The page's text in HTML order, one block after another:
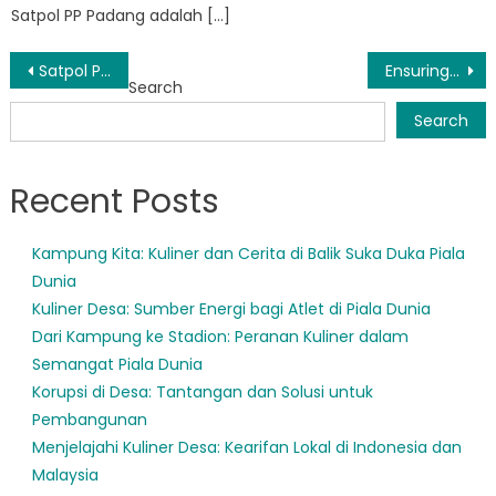
Satpol PP Padang adalah […]
Post
navigation
Satpol PP Padang Ambil Tindakan Atasi Pencemaran Suara Ensuring Public Safety: The Role of Satuan Polisi Pamong Praja Padang
Search
Search
Recent Posts
Kampung Kita: Kuliner dan Cerita di Balik Suka Duka Piala
Dunia
Kuliner Desa: Sumber Energi bagi Atlet di Piala Dunia
Dari Kampung ke Stadion: Peranan Kuliner dalam
Semangat Piala Dunia
Korupsi di Desa: Tantangan dan Solusi untuk
Pembangunan
Menjelajahi Kuliner Desa: Kearifan Lokal di Indonesia dan
Malaysia